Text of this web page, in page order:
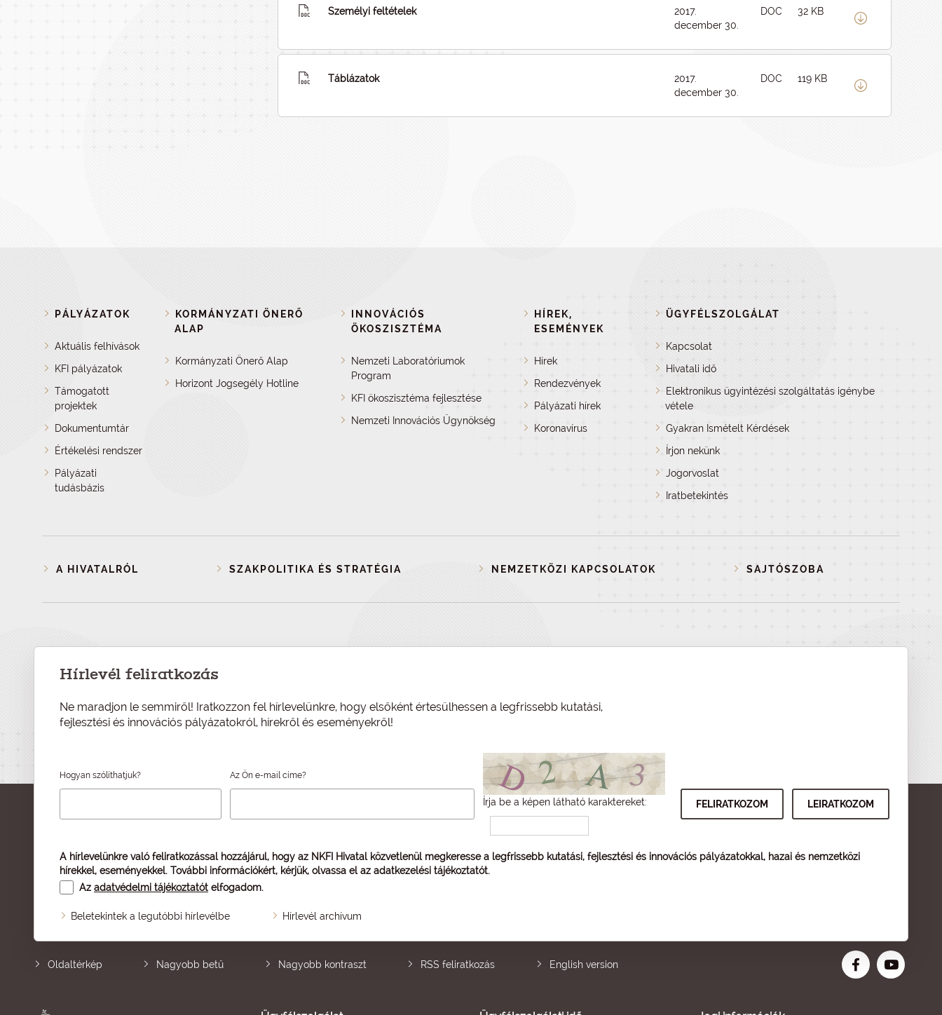
Személyi feltételek
2017.
december 30.
DOC 32 KB
Táblázatok
2017.
december 30.
DOC 119 KB
PÁLYÁZATOK
Aktuális felhívások
KFI pályázatok
Támogatott
projektek
Dokumentumtár
Értékelési rendszer
Pályázati
tudásbázis
KORMÁNYZATI ÖNERŐ
ALAP
Kormányzati Önerő Alap
Horizont Jogsegély Hotline
INNOVÁCIÓS
ÖKOSZISZTÉMA
Nemzeti Laboratóriumok
Program
KFI ökoszisztéma fejlesztése
Nemzeti Innovációs Ügynökség
HÍREK,
ESEMÉNYEK
Hírek
Rendezvények
Pályázati hírek
Koronavírus
ÜGYFÉLSZOLGÁLAT
Kapcsolat
Hivatali idő
Elektronikus ügyintézési szolgáltatás igénybe
vétele
Gyakran Ismételt Kérdések
Írjon nekünk
Jogorvoslat
Iratbetekintés
A HIVATALRÓL SZAKPOLITIKA ÉS STRATÉGIA NEMZETKÖZI KAPCSOLATOK SAJTÓSZOBA
Hírlevél feliratkozás
Ne maradjon le semmiről! Iratkozzon fel hírlevelünkre, hogy elsőként értesülhessen a legfrissebb kutatási,
fejlesztési és innovációs pályázatokról, hírekről és eseményekről!
Hogyan szólíthatjuk? Az Ön e-mail címe?
Írja be a képen látható karaktereket:
A hírlevelünkre való feliratkozással hozzájárul, hogy az NKFI Hivatal közvetlenül megkeresse a legfrissebb kutatási, fejlesztési és innovációs pályázatokkal, hazai és nemzetközi
hírekkel, eseményekkel. További információkért, kérjük, olvassa el az adatkezelési tájékoztatót.
Az adatvédelmi tájékoztatót elfogadom.
Beletekintek a legutóbbi hírlevélbe Hírlevél archívum
Oldaltérkép Nagyobb betű Nagyobb kontraszt RSS feliratkozás English version